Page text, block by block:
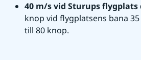
40 m/s vid Sturups flygplats
knop vid flygplatsens bana
till 80 knop.